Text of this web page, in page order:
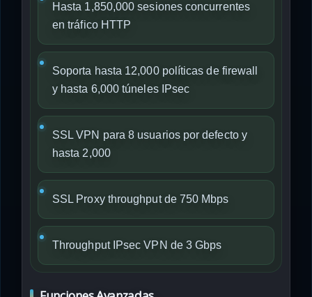
Hasta 1,850,000 sesiones concurrentes
en tráfico HTTP
Soporta hasta 12,000 políticas de firewall
y hasta 6,000 túneles IPsec
SSL VPN para 8 usuarios por defecto y
hasta 2,000
SSL Proxy throughput de 750 Mbps
Throughput IPsec VPN de 3 Gbps